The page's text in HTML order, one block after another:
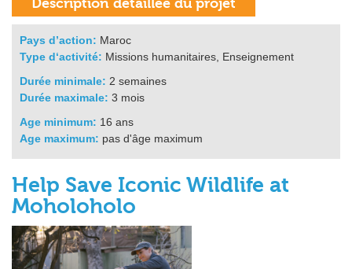
Pays d’action: Maroc
Type d‘activité: Missions humanitaires, Enseignement
Durée minimale: 2 semaines
Durée maximale: 3 mois
Age minimum: 16 ans
Age maximum: pas d'âge maximum
Help Save Iconic Wildlife at
Moholoholo